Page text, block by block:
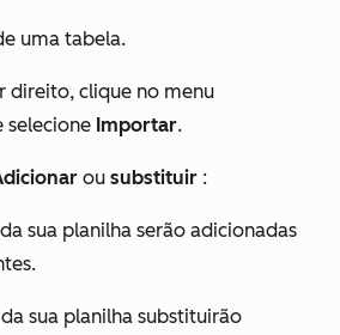
uma tabela.
direito, clique no menu
selecione Importar.
ou substituir :
sua planilha serão adicionadas
sua planilha substituirão